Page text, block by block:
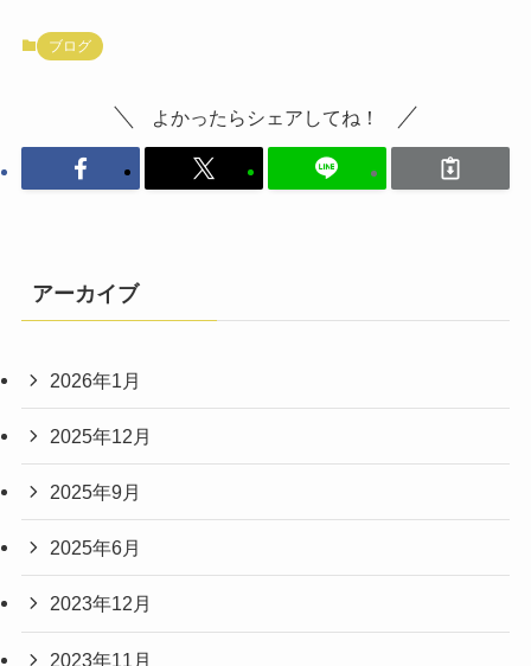
ブログ
よかったらシェアしてね！
アーカイブ
2026年1月
2025年12月
2025年9月
2025年6月
2023年12月
2023年11月